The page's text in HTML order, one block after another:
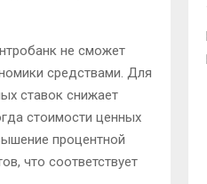
не сможет
средствами. Для
ставок снижает
стоимости ценных
процентной
что соответствует